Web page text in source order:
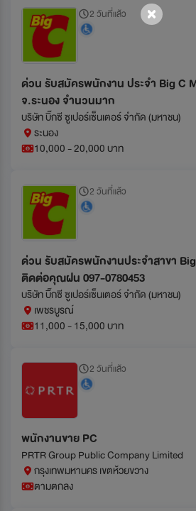
2 วันที่แล้ว
ด่วน รับสมัครพนักงาน ประจำ Big C
จ.ระนอง จำนวนมาก
บริษัท บิ๊กซี ซูเปอร์เซ็นเตอร์ จำกัด (มหาชน)
ระนอง
10,000 - 20,000 บาท
2 วันที่แล้ว
ด่วน รับสมัครพนักงานประจำสาขา
ติดต่อคุณฝน 097-0780453
บริษัท บิ๊กซี ซูเปอร์เซ็นเตอร์ จำกัด (มหาชน)
เพชรบูรณ์
11,000 - 15,000 บาท
2 วันที่แล้ว
พนักงานขาย PC
PRTR Group Public Company Limited
กรุงเทพมหานคร เขตห้วยขวาง
ตามตกลง